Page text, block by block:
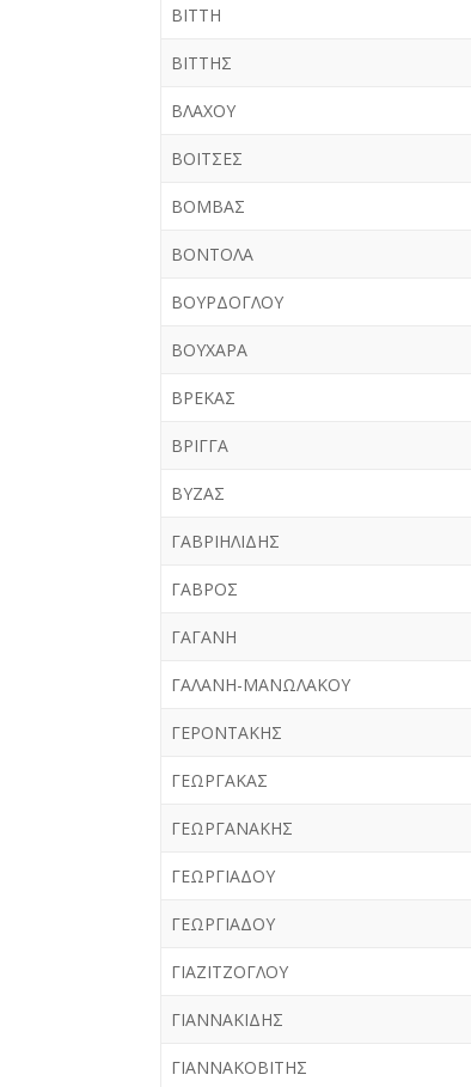
ΒΙΤΤΗ
ΒΙΤΤΗΣ
ΒΛΑΧΟΥ
ΒΟΙΤΣΕΣ
ΒΟΜΒΑΣ
ΒΟΝΤΟΛΑ
ΒΟΥΡΔΟΓΛΟΥ
ΒΟΥΧΑΡΑ
ΒΡΕΚΑΣ
ΒΡΙΓΓΑ
ΒΥΖΑΣ
ΓΑΒΡΙΗΛΙΔΗΣ
ΓΑΒΡΟΣ
ΓΑΓΑΝΗ
ΓΑΛΑΝΗ-ΜΑΝΩΛΑΚΟΥ
ΓΕΡΟΝΤΑΚΗΣ
ΓΕΩΡΓΑΚΑΣ
ΓΕΩΡΓΑΝΑΚΗΣ
ΓΕΩΡΓΙΑΔΟΥ
ΓΕΩΡΓΙΑΔΟΥ
ΓΙΑΖΙΤΖΟΓΛΟΥ
ΓΙΑΝΝΑΚΙΔΗΣ
ΓΙΑΝΝΑΚΟΒΙΤΗΣ